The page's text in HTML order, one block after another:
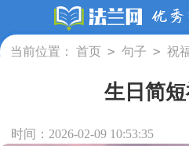
当前位置： 首页 > 句子 > 祝
生日简
时间：2026-02-09 10:53:35